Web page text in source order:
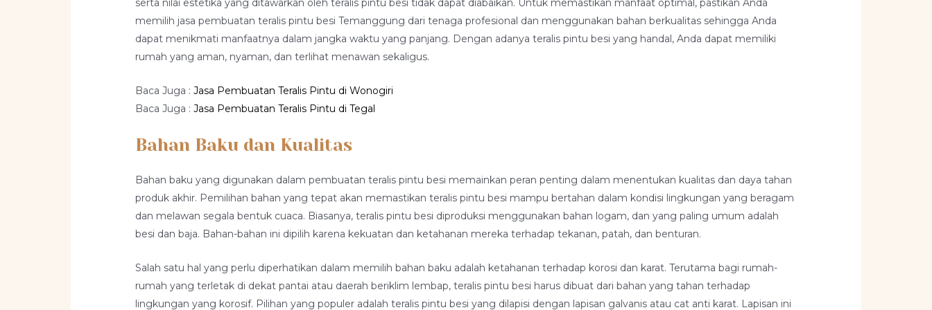
serta nilai estetika yang ditawarkan oleh teralis pintu besi tidak dapat diabaikan. Untuk memastikan manfaat optimal, pastikan Anda
memilih jasa pembuatan teralis pintu besi Temanggung dari tenaga profesional dan menggunakan bahan berkualitas sehingga Anda
dapat menikmati manfaatnya dalam jangka waktu yang panjang. Dengan adanya teralis pintu besi yang handal, Anda dapat memiliki
rumah yang aman, nyaman, dan terlihat menawan sekaligus.
Baca Juga :Jasa Pembuatan Teralis Pintu di Wonogiri
Baca Juga :Jasa Pembuatan Teralis Pintu di Tegal
Bahan Baku dan Kualitas
Bahan baku yang digunakan dalam pembuatan teralis pintu besi memainkan peran penting dalam menentukan kualitas dan daya tahan
produk akhir. Pemilihan bahan yang tepat akan memastikan teralis pintu besi mampu bertahan dalam kondisi lingkungan yang beragam
dan melawan segala bentuk cuaca. Biasanya, teralis pintu besi diproduksi menggunakan bahan logam, dan yang paling umum adalah
besi dan baja. Bahan-bahan ini dipilih karena kekuatan dan ketahanan mereka terhadap tekanan, patah, dan benturan.
Salah satu hal yang perlu diperhatikan dalam memilih bahan baku adalah ketahanan terhadap korosi dan karat. Terutama bagi rumah-
rumah yang terletak di dekat pantai atau daerah beriklim lembap, teralis pintu besi harus dibuat dari bahan yang tahan terhadap
lingkungan yang korosif. Pilihan yang populer adalah teralis pintu besi yang dilapisi dengan lapisan galvanis atau cat anti karat. Lapisan ini